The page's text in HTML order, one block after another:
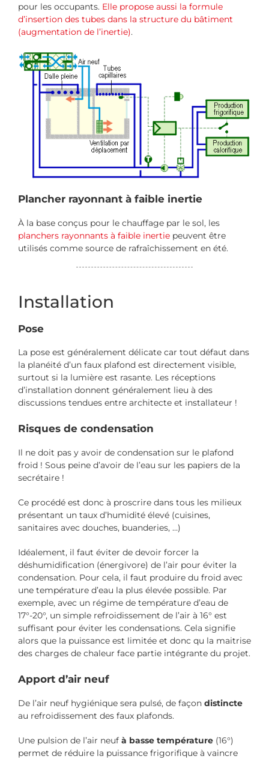
pour les occupants. Elle propose aussi la formule
d’insertion des tubes dans la structure du bâtiment
(augmentation de l’inertie).
Plancher rayonnant à faible inertie
À la base conçus pour le chauffage par le sol, les
planchers rayonnants à faible inertie peuvent être
utilisés comme source de rafraîchissement en été.
Installation
Pose
La pose est généralement délicate car tout défaut dans
la planéité d’un faux plafond est directement visible,
surtout si la lumière est rasante. Les réceptions
d’installation donnent généralement lieu à des
discussions tendues entre architecte et installateur !
Risques de condensation
Il ne doit pas y avoir de condensation sur le plafond
froid ! Sous peine d’avoir de l’eau sur les papiers de la
secrétaire !
Ce procédé est donc à proscrire dans tous les milieux
présentant un taux d’humidité élevé (cuisines,
sanitaires avec douches, buanderies, …)
Idéalement, il faut éviter de devoir forcer la
déshumidification (énergivore) de l’air pour éviter la
condensation. Pour cela, il faut produire du froid avec
une température d’eau la plus élevée possible. Par
exemple, avec un régime de température d’eau de
17°-20°, un simple refroidissement de l’air à 16° est
suffisant pour éviter les condensations. Cela signifie
alors que la puissance est limitée et donc qu la maitrise
des charges de chaleur face partie intégrante du projet.
Apport d’air neuf
De l’air neuf hygiénique sera pulsé, de façon distincte
au refroidissement des faux plafonds.
Une pulsion de l’air neuf à basse température (16°)
permet de réduire la puissance frigorifique à vaincre